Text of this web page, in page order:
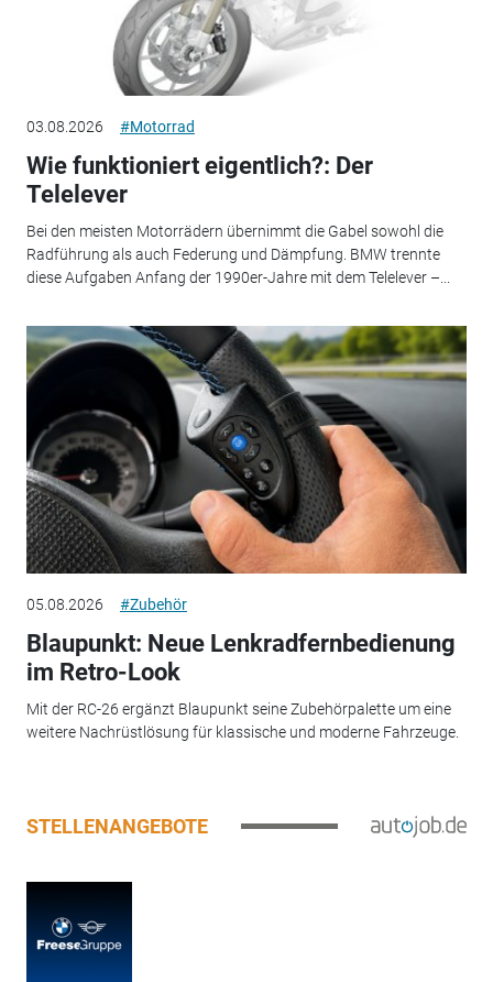
03.08.2026 #Motorrad
Wie funktioniert eigentlich?: Der
Telelever
Bei den meisten Motorrädern übernimmt die Gabel sowohl die
Radführung als auch Federung und Dämpfung. BMW trennte
diese Aufgaben Anfang der 1990er-Jahre mit dem Telelever –...
05.08.2026 #Zubehör
Blaupunkt: Neue Lenkradfernbedienung
im Retro-Look
Mit der RC-26 ergänzt Blaupunkt seine Zubehörpalette um eine
weitere Nachrüstlösung für klassische und moderne Fahrzeuge.
STELLENANGEBOTE